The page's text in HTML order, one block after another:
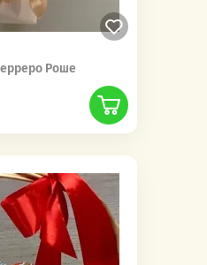
Роше
Новинка